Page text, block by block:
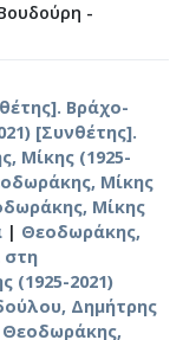
-
Βράχο-
[Συνθέτης].
Μίκης (1925-
Μίκης
Μίκης
| Θεοδωράκης,
στη
(1925-2021)
Δημήτρης
Θεοδωράκης,